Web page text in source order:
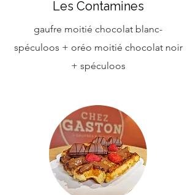
Les Contamines
gaufre moitié chocolat blanc-
spéculoos + oréo moitié chocolat noir
+ spéculoos